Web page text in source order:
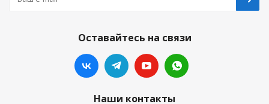
Оставайтесь на связи
Наши контакты